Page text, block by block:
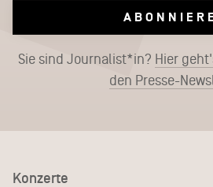
Sie sind Journalist*in? Hier
den Presse-
Konzerte